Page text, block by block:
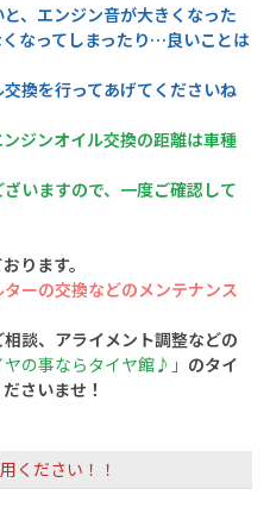
、エンジン音が大きくなった
なってしまったり…良いことは
換を行ってあげてくださいね
ジンオイル交換の距離は車種
いますので、一度ご確認して
ります。
ーの交換などのメンテナンス
談、アライメント調整などの
ヤの事ならタイヤ館♪」 のタイ
さいませ！
ください！！